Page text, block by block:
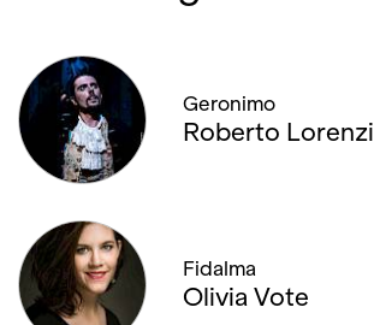
Geronimo
Roberto Lorenzi
Fidalma
Olivia Vote